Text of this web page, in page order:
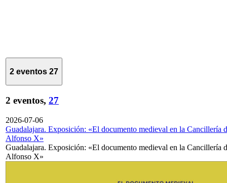
2 eventos 27
2 eventos, 27
2026-07-06
Guadalajara. Exposición: «El documento medieval en la Cancillería
Alfonso X»
Guadalajara. Exposición: «El documento medieval en la Cancillería
Alfonso X»